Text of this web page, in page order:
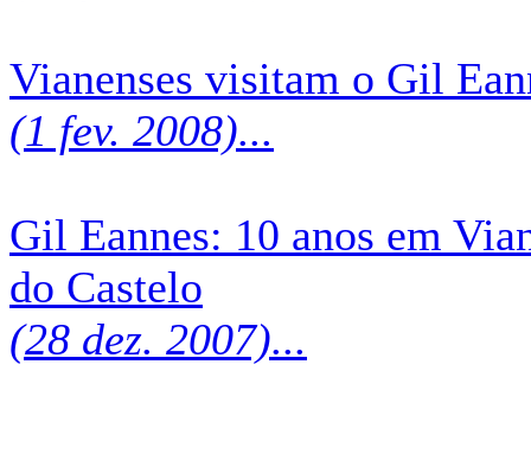
Vianenses visitam o Gil
(1 fev. 2008)...
Gil Eannes: 10 anos em
do Castelo
(28 dez. 2007)...